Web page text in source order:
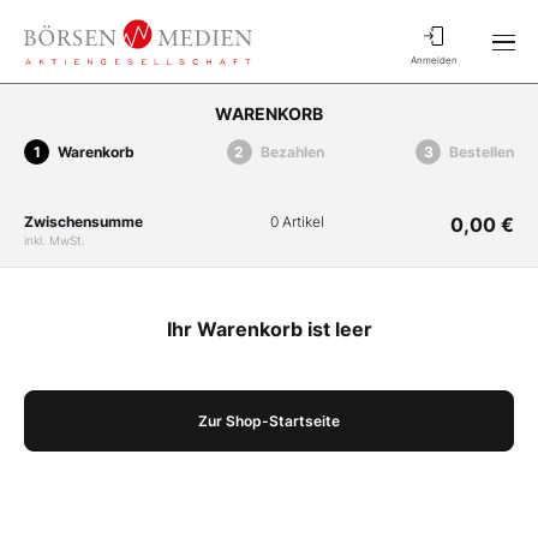
Anmelden
WARENKORB
Warenkorb Bezahlen Bestellen
Zwischensumme
inkl. MwSt.
0 Artikel 0,00 €
Ihr Warenkorb ist leer
Zur Shop-Startseite